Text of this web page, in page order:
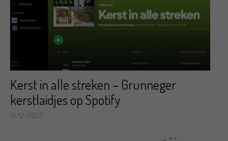
Kerst in alle streken – Grunneger
kerstlaidjes op Spotify
18/12/2020